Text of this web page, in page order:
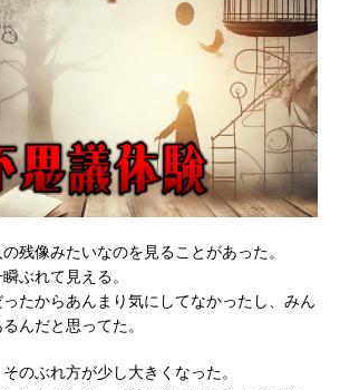
残像みたいなのを見ることがあった。
ぶれて見える。
たからあんまり気にしてなかったし、みん
んだと思ってた。
のぶれ方が少し大きくなった。